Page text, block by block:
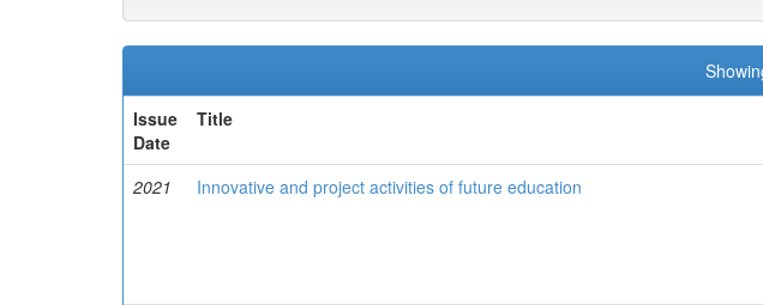
Issue
Date
Title
2021 Innovative and project activities of future education